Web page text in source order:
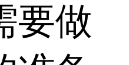
要做